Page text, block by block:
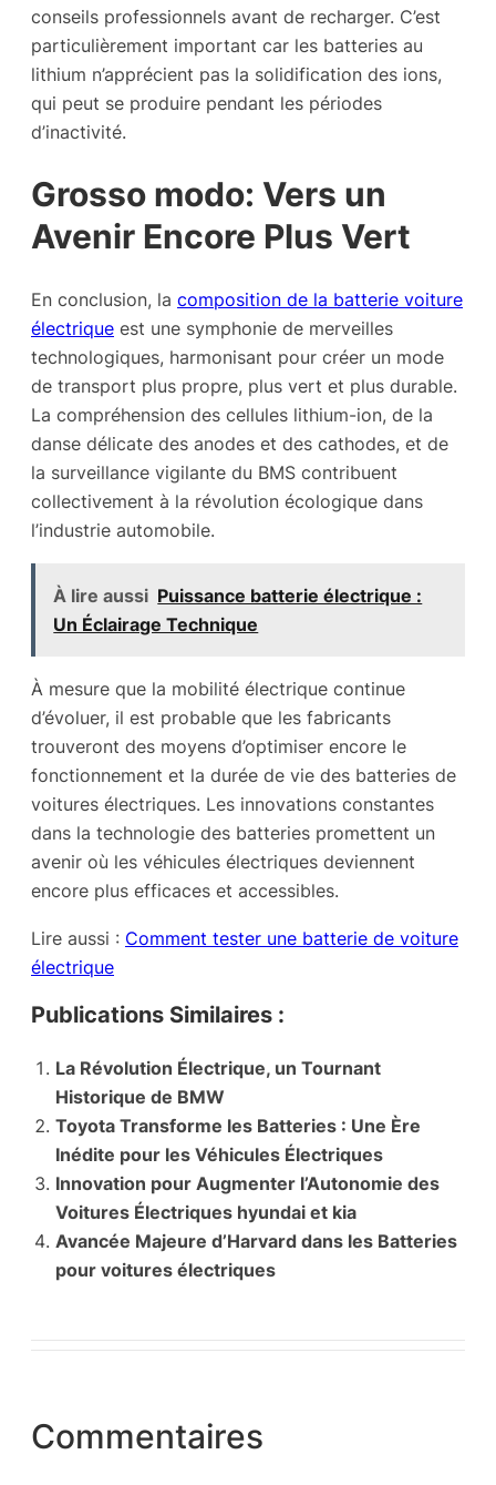
conseils professionnels avant de recharger. C’est
particulièrement important car les batteries au
lithium n’apprécient pas la solidification des ions,
qui peut se produire pendant les périodes
d’inactivité.
Grosso modo: Vers un
Avenir Encore Plus Vert
En conclusion, la composition de la batterie voiture
électrique est une symphonie de merveilles
technologiques, harmonisant pour créer un mode
de transport plus propre, plus vert et plus durable.
La compréhension des cellules lithium-ion, de la
danse délicate des anodes et des cathodes, et de
la surveillance vigilante du BMS contribuent
collectivement à la révolution écologique dans
l’industrie automobile.
À lire aussi Puissance batterie électrique :
Un Éclairage Technique
À mesure que la mobilité électrique continue
d’évoluer, il est probable que les fabricants
trouveront des moyens d’optimiser encore le
fonctionnement et la durée de vie des batteries de
voitures électriques. Les innovations constantes
dans la technologie des batteries promettent un
avenir où les véhicules électriques deviennent
encore plus efficaces et accessibles.
Lire aussi : Comment tester une batterie de voiture
électrique
Publications Similaires :
La Révolution Électrique, un Tournant
Historique de BMW
Toyota Transforme les Batteries : Une Ère
Inédite pour les Véhicules Électriques
Innovation pour Augmenter l’Autonomie des
Voitures Électriques hyundai et kia
Avancée Majeure d’Harvard dans les Batteries
pour voitures électriques
Commentaires